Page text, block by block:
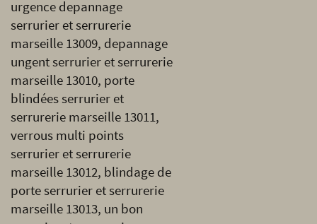
urgence depannage
serrurier et serrurerie
marseille 13009, depannage
ungent serrurier et serrurerie
marseille 13010, porte
blindées serrurier et
serrurerie marseille 13011,
verrous multi points
serrurier et serrurerie
marseille 13012, blindage de
porte serrurier et serrurerie
marseille 13013, un bon